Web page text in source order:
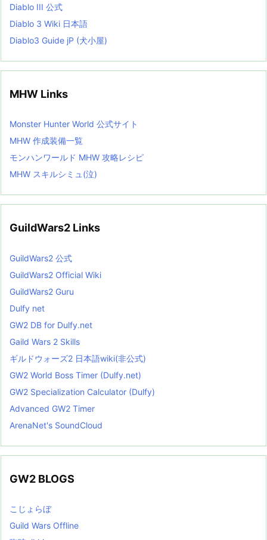
Diablo III 公式
Diablo 3 Wiki 日本語
Diablo3 Guide jP (犬小屋)
MHW Links
Monster Hunter World 公式サイト
MHW 作成装備一覧
モンハンワールド MHW 攻略レシピ
MHW スキルシミュ(泣)
GuildWars2 Links
GuildWars2 公式
GuildWars2 Official Wiki
GuildWars2 Guru
Dulfy net
GW2 DB for Dulfy.net
Gaild Wars 2 Skills
ギルドウォーズ2 日本語wiki(非公式)
GW2 World Boss Timer (Dulfy.net)
GW2 Specialization Calculator (Dulfy)
Advanced GW2 Timer
ArenaNet's SoundCloud
GW2 BLOGS
こじょらぼ
Guild Wars Offline